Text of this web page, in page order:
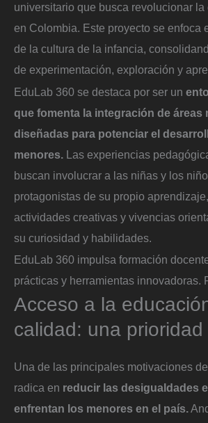
universitario que busca revolucionar
en Colombia. Este proyecto se enfoca
de la cultura de la infancia,
de experimentación, exploración y
EduLab 360 se destaca por ser un
que fomenta la integración de áreas
diseñadas para potenciar el
menores. Las experiencias
buscan involucrar a las niñas y los
protagonistas de su propio
actividades creativas y vivencias
su curiosidad y habilidades.
EduLab 360 impulsa formación
prácticas y herramientas innovadoras.
Acceso a la
calidad: una prioridad
Una de las principales motivaciones
radica en reducir las desigualdades
enfrentan los menores en el país.